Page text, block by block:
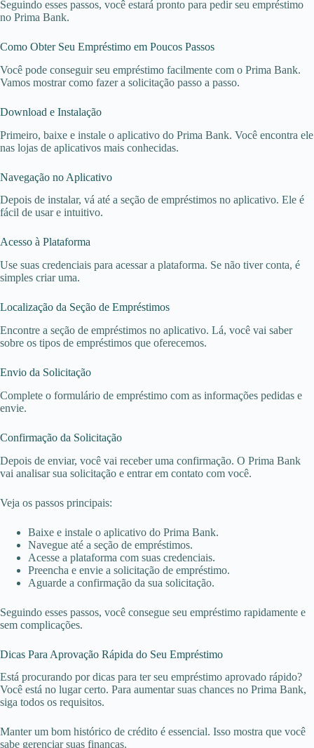
Seguindo esses passos, você estará pronto para pedir seu empréstimo
no Prima Bank.
Como Obter Seu Empréstimo em Poucos Passos
Você pode conseguir seu empréstimo facilmente com o Prima Bank.
Vamos mostrar como fazer a solicitação passo a passo.
Download e Instalação
Primeiro, baixe e instale o aplicativo do Prima Bank. Você encontra ele
nas lojas de aplicativos mais conhecidas.
Navegação no Aplicativo
Depois de instalar, vá até a seção de empréstimos no aplicativo. Ele é
fácil de usar e intuitivo.
Acesso à Plataforma
Use suas credenciais para acessar a plataforma. Se não tiver conta, é
simples criar uma.
Localização da Seção de Empréstimos
Encontre a seção de empréstimos no aplicativo. Lá, você vai saber
sobre os tipos de empréstimos que oferecemos.
Envio da Solicitação
Complete o formulário de empréstimo com as informações pedidas e
envie.
Confirmação da Solicitação
Depois de enviar, você vai receber uma confirmação. O Prima Bank
vai analisar sua solicitação e entrar em contato com você.
Veja os passos principais:
Baixe e instale o aplicativo do Prima Bank.
Navegue até a seção de empréstimos.
Acesse a plataforma com suas credenciais.
Preencha e envie a solicitação de empréstimo.
Aguarde a confirmação da sua solicitação.
Seguindo esses passos, você consegue seu empréstimo rapidamente e
sem complicações.
Dicas Para Aprovação Rápida do Seu Empréstimo
Está procurando por dicas para ter seu empréstimo aprovado rápido?
Você está no lugar certo. Para aumentar suas chances no Prima Bank,
siga todos os requisitos.
Manter um bom histórico de crédito é essencial. Isso mostra que você
sabe gerenciar suas finanças.